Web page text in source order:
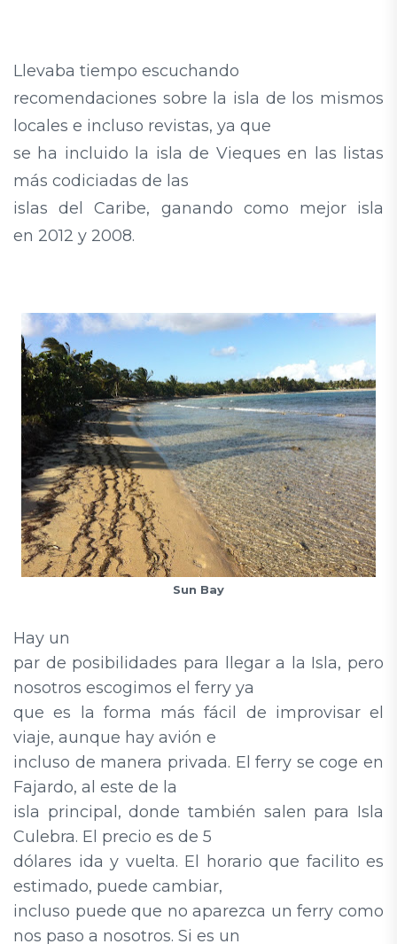
Llevaba tiempo escuchando
recomendaciones sobre la isla de los mismos
locales e incluso revistas, ya que
se ha incluido la isla de Vieques en las listas
más codiciadas de las
islas del Caribe, ganando como mejor isla
en 2012 y 2008.
Sun Bay
Hay un
par de posibilidades para llegar a la Isla, pero
nosotros escogimos el ferry ya
que es la forma más fácil de improvisar el
viaje, aunque hay avión e
incluso de manera privada. El ferry se coge en
Fajardo, al este de la
isla principal, donde también salen para Isla
Culebra. El precio es de 5
dólares ida y vuelta. El horario que facilito es
estimado, puede cambiar,
incluso puede que no aparezca un ferry como
nos paso a nosotros. Si es un